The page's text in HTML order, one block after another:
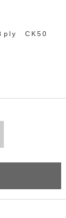
３ply CK50